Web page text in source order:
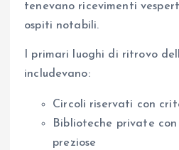
tenevano ricevimenti
ospiti notabili.
I primari luoghi di ritrovo
includevano:
Circoli riservati con
Biblioteche private
preziose